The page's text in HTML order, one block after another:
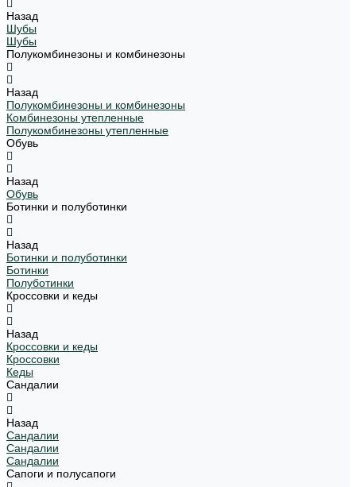
Назад
Шубы
Шубы
Полукомбинезоны и комбинезоны
Назад
Полукомбинезоны и комбинезоны
Комбинезоны утепленные
Полукомбинезоны утепленные
Обувь
Назад
Обувь
Ботинки и полуботинки
Назад
Ботинки и полуботинки
Ботинки
Полуботинки
Кроссовки и кеды
Назад
Кроссовки и кеды
Кроссовки
Кеды
Сандалии
Назад
Сандалии
Сандалии
Сандалии
Сапоги и полусапоги